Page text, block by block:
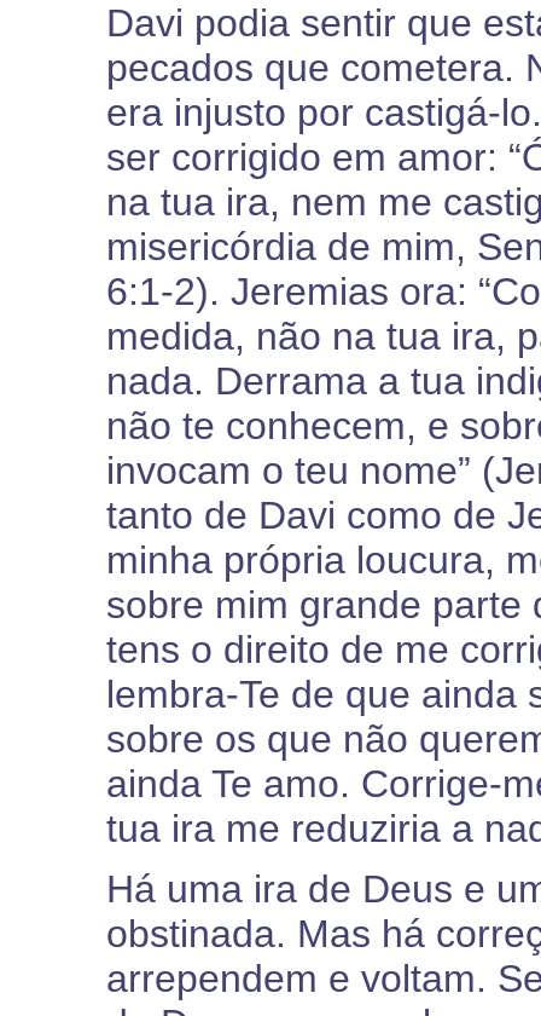
Davi podia sentir que
pecados que cometera.
era injusto por castigá-
ser corrigido em amor:
na tua ira, nem me
misericórdia de mim,
6:1-2). Jeremias ora:
medida, não na tua ira,
nada. Derrama a tua
não te conhecem, e
invocam o teu nome”
tanto de Davi como de
minha própria loucura,
sobre mim grande parte
tens o direito de me
lembra-Te de que ainda
sobre os que não
ainda Te amo. Corrige-
tua ira me reduziria a
Há uma ira de Deus e
obstinada. Mas há
arrependem e voltam.